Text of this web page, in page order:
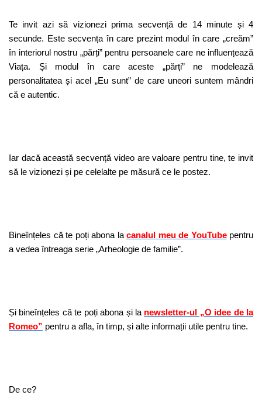
Te invit azi să vizionezi prima secvență de 14 minute și 4
secunde. Este secvența în care prezint modul în care „creăm”
în interiorul nostru „părți” pentru persoanele care ne influențează
Viața. Și modul în care aceste „părți” ne modelează
personalitatea și acel „Eu sunt” de care uneori suntem mândri
că e autentic.
Iar dacă această secvență video are valoare pentru tine, te invit
să le vizionezi și pe celelalte pe măsură ce le postez.
Bineînțeles că te poți abona la canalul meu de YouTubepentru
a vedea întreaga serie „Arheologie de familie”.
Și bineînțeles că te poți abona și la newsletter-ul „O idee de la
Romeo” pentru a afla, în timp, și alte informații utile pentru tine.
De ce?